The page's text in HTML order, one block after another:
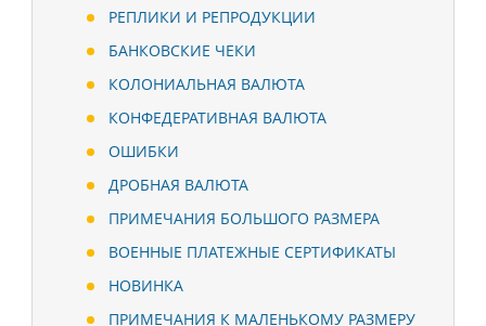
РЕПЛИКИ И РЕПРОДУКЦИИ
БАНКОВСКИЕ ЧЕКИ
КОЛОНИАЛЬНАЯ ВАЛЮТА
КОНФЕДЕРАТИВНАЯ ВАЛЮТА
ОШИБКИ
ДРОБНАЯ ВАЛЮТА
ПРИМЕЧАНИЯ БОЛЬШОГО РАЗМЕРА
ВОЕННЫЕ ПЛАТЕЖНЫЕ СЕРТИФИКАТЫ
НОВИНКА
ПРИМЕЧАНИЯ К МАЛЕНЬКОМУ РАЗМЕРУ